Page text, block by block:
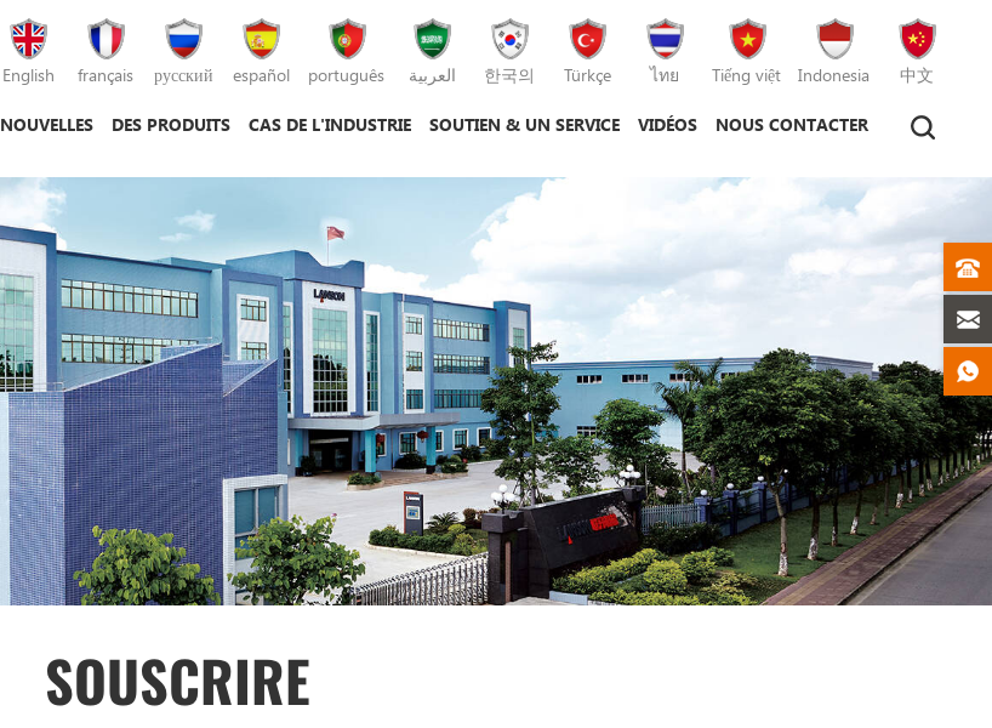
English français русский español português العربية 한국의 Türkçe ไทย Tiếng việt Indonesia 中文
NOUVELLES DES PRODUITS CAS DE L'INDUSTRIE SOUTIEN & UN SERVICE VIDÉOS NOUS CONTACTER
SOUSCRIRE